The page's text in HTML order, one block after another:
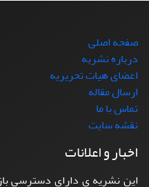
صفحه اصلی
درباره نشریه
اعضای هیات تحریریه
ارسال مقاله
تماس با ما
نقشه سایت
اخبار و اعلانات
این نشریه ی دارای دسترسی